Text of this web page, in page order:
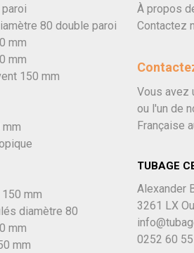
80 double paroi
mm
mm
150 mm
mm
diamètre 80
mm
mm
À propos
Contactez
Vous avez
ou l'un de
Française
TUBAGE
Alexander
3261 LX
0252 60